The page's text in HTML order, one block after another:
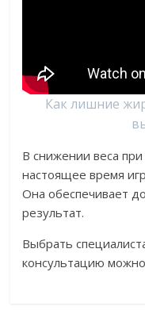
Как лишние
В снижении веса
настоящее время
Она обеспечивает
результат.
Выбрать
консультацию